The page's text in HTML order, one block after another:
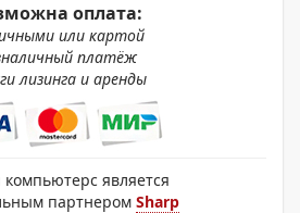
оплата:
или картой
платёж
лизинга и аренды
является
партнером Sharp